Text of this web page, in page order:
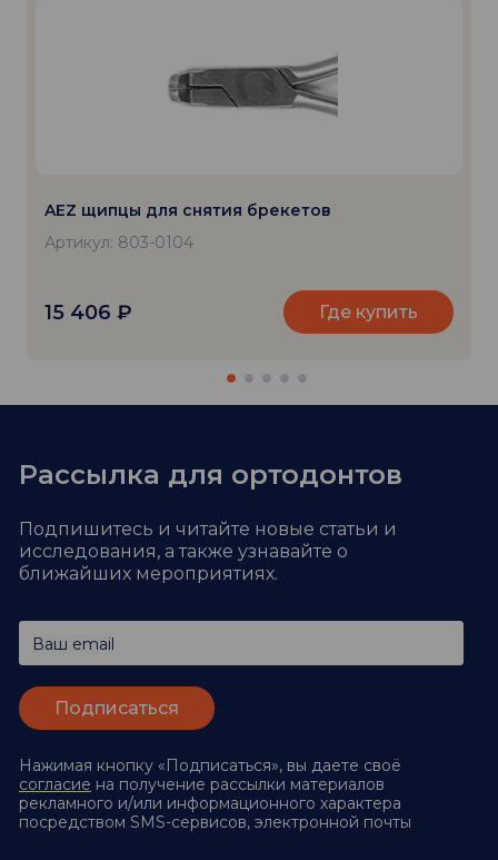
AEZ щипцы для снятия брекетов
Артикул: 803-0104
15 406 ₽ Где купить
Рассылка для ортодонтов
Подпишитесь и читайте новые статьи и
исследования, а также узнавайте о
ближайших мероприятиях.
Ваш email
Нажимая кнопку «Подписаться», вы даете своё
согласие на получение рассылки материалов
рекламного и/или информационного характера
посредством SMS-сервисов, электронной почты